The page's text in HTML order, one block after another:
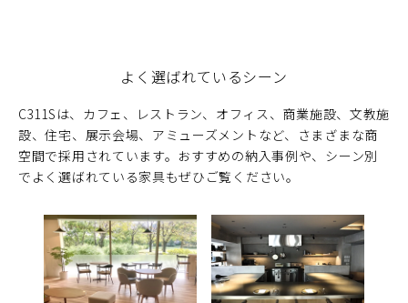
よく選ばれているシーン
C311Sは、カフェ、レストラン、オフィス、商業施設、文教施
設、住宅、展示会場、アミューズメントなど、さまざまな商
空間で採用されています。おすすめの納入事例や、シーン別
でよく選ばれている家具もぜひご覧ください。